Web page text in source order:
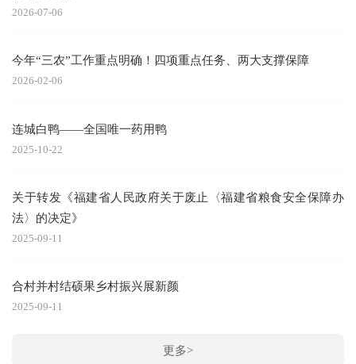
2026-07-06
今年“三农”工作重点明确！四项重点任务、两大支撑保障
2026-02-06
连城白鸭——全国唯一药用鸭
2025-10-22
关于转发《福建省人民政府关于废止〈福建省粮食安全保障办
法〉的决定》
2025-09-11
合村并村结硕果乡村振兴展新颜
2025-09-11
更多>